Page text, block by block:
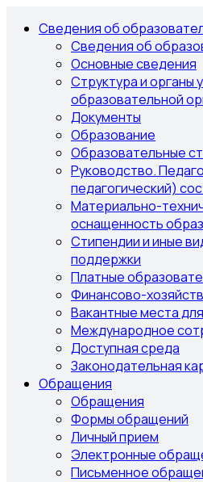
Сведения об
Сведения об
Основные сведения
Структура и органы
образовательной
Документы
Образование
Образовательные
Руководство.
педагогический)
Материально-
оснащенность
Стипендии и иные
поддержки
Платные
Финансово-
Вакантные места
Международное
Доступная среда
Законодательная
Обращения
Обращения
Формы обращений
Личный прием
Электронные
Письменное